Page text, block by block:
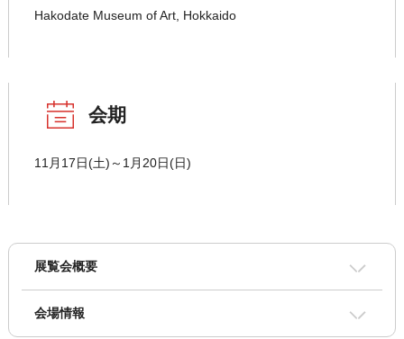
Hakodate Museum of Art, Hokkaido
会期
11月17日(土)～1月20日(日)
展覧会概要
会場情報